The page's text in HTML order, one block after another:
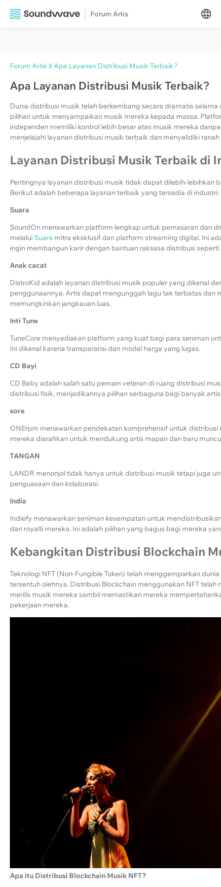
Forum Artis
Forum Artis Apa Layanan Distribusi Musik Terbaik?
Apa Layanan Distribusi Musik Terbaik?
Dunia distribusi musik telah berkembang secara dramatis
pilihan untuk menyampaikan musik mereka kepada massa.
independen memiliki kontrol lebih besar atas musik mereka
menjelajahi layanan distribusi musik terbaik dan menyelidiki
Layanan Distribusi Musik Terbaik di
Pentingnya layanan distribusi musik tidak dapat dilebih-lebihkan
Berikut adalah beberapa layanan terbaik yang tersedia di industri:
Suara
SoundOn menawarkan platform lengkap untuk pemasaran dan
melalui Suara mitra eksklusif dan platform streaming digital. Ini
ingin membangun karir dengan bantuan raksasa distribusi seperti
Anak cacat
DistroKid adalah layanan distribusi musik populer yang dikenal
penggunaannya. Artis dapat mengunggah lagu tak terbatas dan
memungkinkan jangkauan luas.
Inti Tune
TuneCore menyediakan platform yang kuat bagi para seniman
Ini dikenal karena transparansi dan model harga yang lugas.
CD Bayi
CD Baby adalah salah satu pemain veteran di ruang distribusi
distribusi fisik, menjadikannya pilihan serbaguna bagi banyak
sore
ONErpm menawarkan pendekatan komprehensif untuk distribusi
mereka diarahkan untuk mendukung artis mapan dan baru
TANGAN
LANDR menonjol tidak hanya untuk distribusi musik tetapi juga
penguasaan dan kolaborasi.
India
Indiefy menawarkan seniman kesempatan untuk
dari royalti mereka. Ini adalah pilihan yang bagus bagi mereka
Kebangkitan Distribusi Blockchain
Teknologi NFT (Non-Fungible Token) telah menggemparkan
tersentuh olehnya. Distribusi Blockchain menggunakan NFT
merilis musik mereka sambil memastikan mereka
pekerjaan mereka.
Apa itu Distribusi Blockchain Musik NFT?